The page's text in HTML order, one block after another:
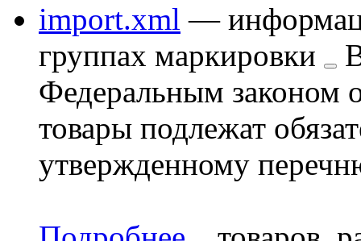
import.xml —
группах маркировки
Федеральным законом
товары подлежат
утвержденному